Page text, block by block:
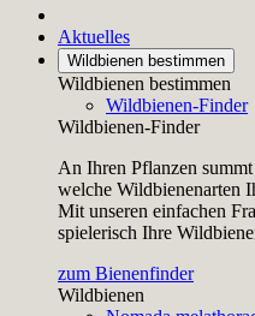
Aktuelles
Wildbienen bestimmen
Wildbienen bestimmen
Wildbienen-Finder
Wildbienen-Finder
An Ihren Pflanzen
welche Wildbienenarten
Mit unseren einfachen
spielerisch Ihre
zum Bienenfinder
Wildbienen